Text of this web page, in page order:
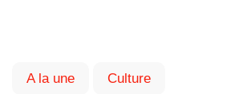
A la une Culture